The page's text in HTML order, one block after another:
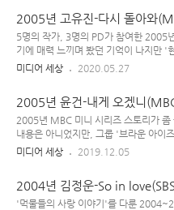
에서 태어난 '신태환(조민기) 아들'과 '
2005년 고유진-다시 돌아와
1등곡-협업드 레전드
5명의 작가, 3명의 PD가 참여한 2005
기에 매력 느끼며 봤던 기억이 나지만 '
본 게 아니어서 최근 '전생'을 소재로 한
인 드라마-(의 명품 주제가들~ 3곡 다
승열 후반부 "시간은, 너의 눈동자 속에
비밀) 나카무라 유리코의 일본 원곡(피
에~ 흐려지는 저물어간 기억에..." 로 시
미디어 세상 2020.05.27
2005년 윤건-내게 오겠니
에 관한 고찰
2005년 MBC 미니 시리즈 스토리가 좀
내용은 아니었지만, 그룹 '브라운 아이
& 노래) 참여한 '슬픈 연가 ost'는 정말
2000년대 접어들어선 영화 스케줄 사
인에게 먼저 출연 제의 들어온 드라마
미디어 세상 2019.12.05
2004년 김정운-So in
버드), 수재의 수재 캐릭터
'먹물들의 사랑 이야기'를 다룬